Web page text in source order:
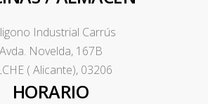
Industrial Carrús
Avda. Novelda, 167B
( Alicante), 03206
HORARIO